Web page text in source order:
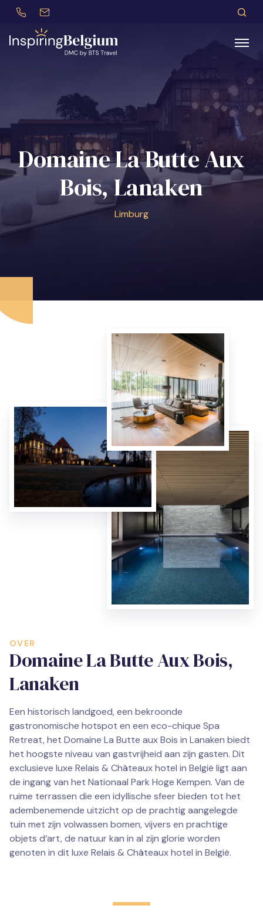
+32 (0)479 30 77 62 NL
Zoeken
Domaine La Butte Aux
Bois, Lanaken
Limburg
OVER
Domaine La Butte Aux Bois,
Lanaken
Een historisch landgoed, een bekroonde
gastronomische hotspot en een eco-chique Spa
Retreat, het Domaine La Butte aux Bois in Lanaken biedt
het hoogste niveau van gastvrijheid aan zijn gasten. Dit
exclusieve luxe Relais & Châteaux hotel in België ligt aan
de ingang van het Nationaal Park Hoge Kempen. Van de
ruime terrassen die een idyllische sfeer bieden tot het
adembenemende uitzicht op de prachtig aangelegde
tuin met zijn volwassen bomen, vijvers en prachtige
objets d‘art, de natuur kan in al zijn glorie worden
genoten in dit luxe Relais & Châteaux hotel in België.